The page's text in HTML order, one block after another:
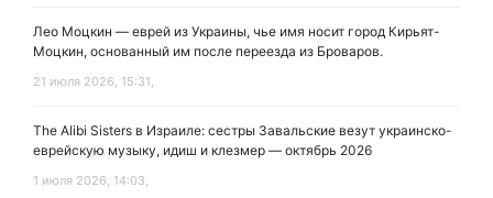
Лео Моцкин — еврей из Украины, чье имя носит город Кирьят-
Моцкин, основанный им после переезда из Броваров.
21 июля 2026, 15:31,
The Alibi Sisters в Израиле: сестры Завальские везут украинско-
еврейскую музыку, идиш и клезмер — октябрь 2026
1 июля 2026, 14:03,